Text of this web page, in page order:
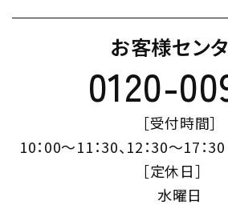
お客様セン
0120-
［受付時間］
10：00～11：30、12：30～17：
［定休日］
水曜日